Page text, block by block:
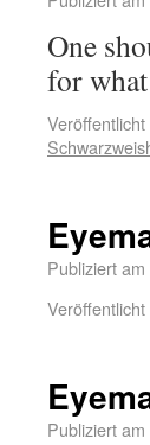
One
for
Publiziert am
Publiziert am